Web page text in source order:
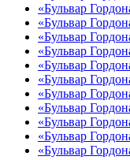
«Бульвар
«Бульвар
«Бульвар
«Бульвар
«Бульвар
«Бульвар
«Бульвар
«Бульвар
«Бульвар
«Бульвар
«Бульвар